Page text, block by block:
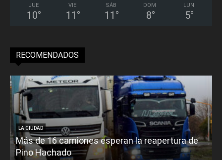
JUE
10°
VIE
11 °
SÁB
11 °
DOM
8°
LUN
5°
RECOMENDADOS
LA CIUDAD
Más de 16 camiones esperan la reapertura de
Pino Hachado